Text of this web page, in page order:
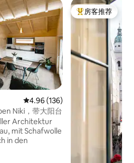
平均评分 4.96 分（满分 5 分），
4.96 (136)
Niki，带大阳台
Architektur
mit Schafwolle
in den
热门「房客推荐」
房客推荐